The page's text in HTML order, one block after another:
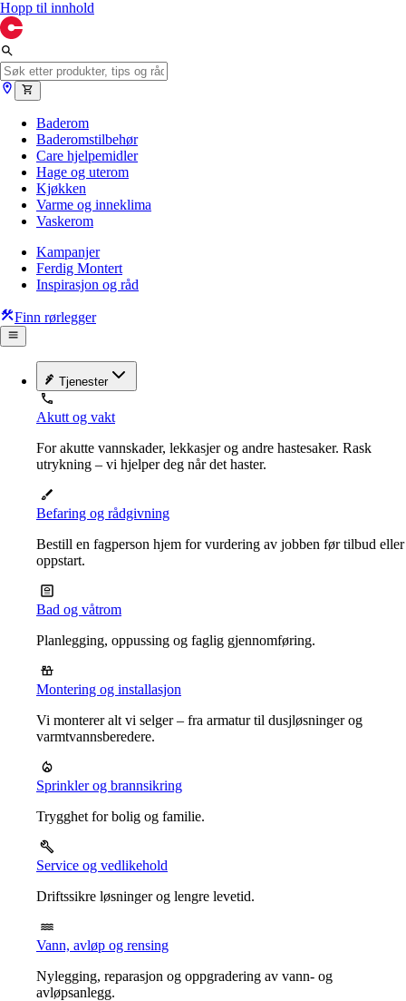
Hopp til innhold
Baderom
Baderomstilbehør
Care hjelpemidler
Hage og uterom
Kjøkken
Varme og inneklima
Vaskerom
Kampanjer
Ferdig Montert
Inspirasjon og råd
Finn rørlegger
Tjenester
Akutt og vakt
For akutte vannskader, lekkasjer og andre hastesaker. Rask
utrykning – vi hjelper deg når det haster.
Befaring og rådgivning
Bestill en fagperson hjem for vurdering av jobben før tilbud eller
oppstart.
Bad og våtrom
Planlegging, oppussing og faglig gjennomføring.
Montering og installasjon
Vi monterer alt vi selger – fra armatur til dusjløsninger og
varmtvannsberedere.
Sprinkler og brannsikring
Trygghet for bolig og familie.
Service og vedlikehold
Driftssikre løsninger og lengre levetid.
Vann, avløp og rensing
Nylegging, reparasjon og oppgradering av vann- og
avløpsanlegg.